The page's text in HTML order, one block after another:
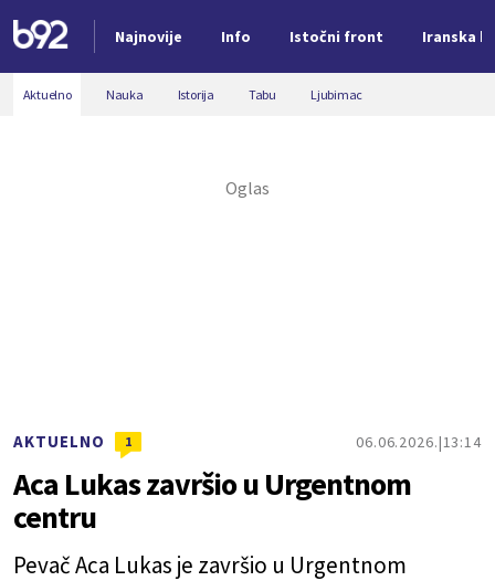
Najnovije Info Istočni front Iranska
Nova vest
Aktuelno Nauka Istorija Tabu Ljubimac
AKTUELNO 1 06.06.2026. 13:14
Aca Lukas završio u Urgentnom
centru
Pevač Aca Lukas je završio u Urgentnom